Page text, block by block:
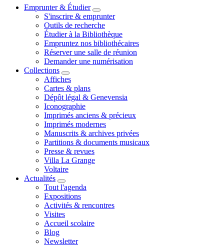
Emprunter & Étudier
S'inscrire & emprunter
Outils de recherche
Étudier à la Bibliothèque
Empruntez nos bibliothécaires
Réserver une salle de réunion
Demander une numérisation
Collections
Affiches
Cartes & plans
Dépôt légal & Genevensia
Iconographie
Imprimés anciens & précieux
Imprimés modernes
Manuscrits & archives privées
Partitions & documents musicaux
Presse & revues
Villa La Grange
Voltaire
Actualités
Tout l'agenda
Expositions
Activités & rencontres
Visites
Accueil scolaire
Blog
Newsletter